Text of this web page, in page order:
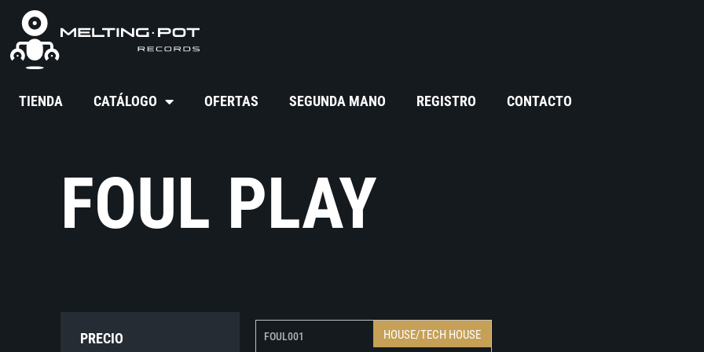
TIENDA CATÁLOGO OFERTAS SEGUNDA MANO REGISTRO CONTACTO
FOUL PLAY
PRECIO FOUL001 HOUSE/TECH HOUSE